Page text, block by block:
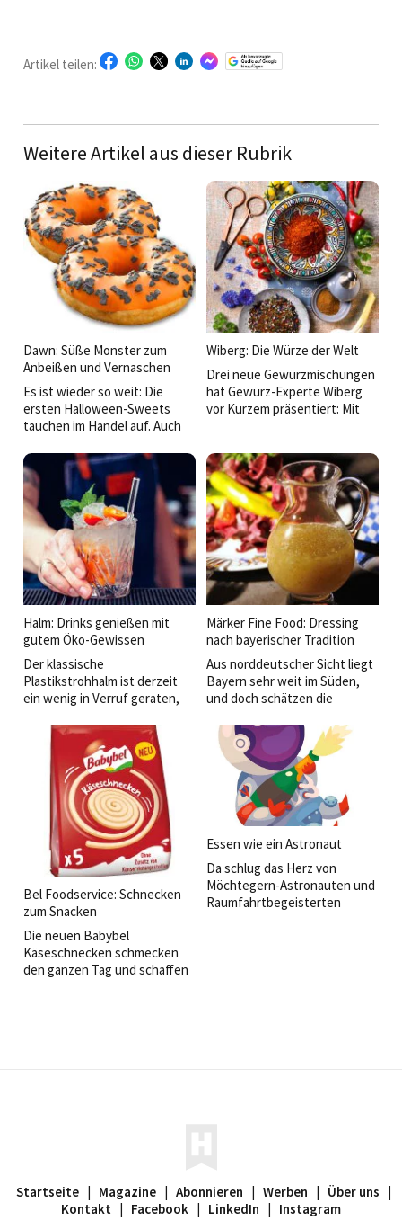
Artikel teilen:
Weitere Artikel aus dieser Rubrik
Dawn: Süße Monster zum
Anbeißen und Vernaschen
Es ist wieder so weit: Die
ersten Halloween-Sweets
tauchen im Handel auf. Auch
Sortiment 2018 sorgt wieder
für schaurig-guten Genuss
und monstermäßigen
Mehrumsatz im Oktober.
Wiberg: Die Würze der Welt
Drei neue Gewürzmischungen
hat Gewürz-Experte Wiberg
vor Kurzem präsentiert: Mit
begibt man sich auf einen
kulinarischen
Waldspaziergang.
Halm: Drinks genießen mit
gutem Öko-Gewissen
Der klassische
Plastikstrohhalm ist derzeit
ein wenig in Verruf geraten,
vor dem stetig wachsenden
Plastikmüllberg, der vor allem
unsere Meere zusehends
verschmutzt.
Märker Fine Food: Dressing
nach bayerischer Tradition
Aus norddeutscher Sicht liegt
Bayern sehr weit im Süden,
und doch schätzen die
bayerische Küche sehr.
Bel Foodservice: Schnecken
zum Snacken
Die neuen Babybel
Käseschnecken schmecken
den ganzen Tag und schaffen
Essen wie ein Astronaut
Da schlug das Herz von
Möchtegern-Astronauten und
Raumfahrtbegeisterten
Startseite | Magazine | Abonnieren | Werben | Über uns |
Kontakt | Facebook | LinkedIn | Instagram